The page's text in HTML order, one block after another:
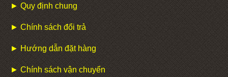
► Quy định chung
► Chính sách đổi trả
► Hướng dẫn đặt hàng
► Chính sách vận chuyển